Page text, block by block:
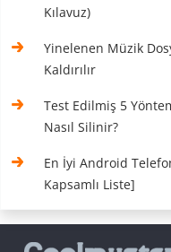
Kılavuz)
Yinelenen Müzik
Kaldırılır
Test Edilmiş 5
Nasıl Silinir?
En İyi Android
Kapsamlı Liste]